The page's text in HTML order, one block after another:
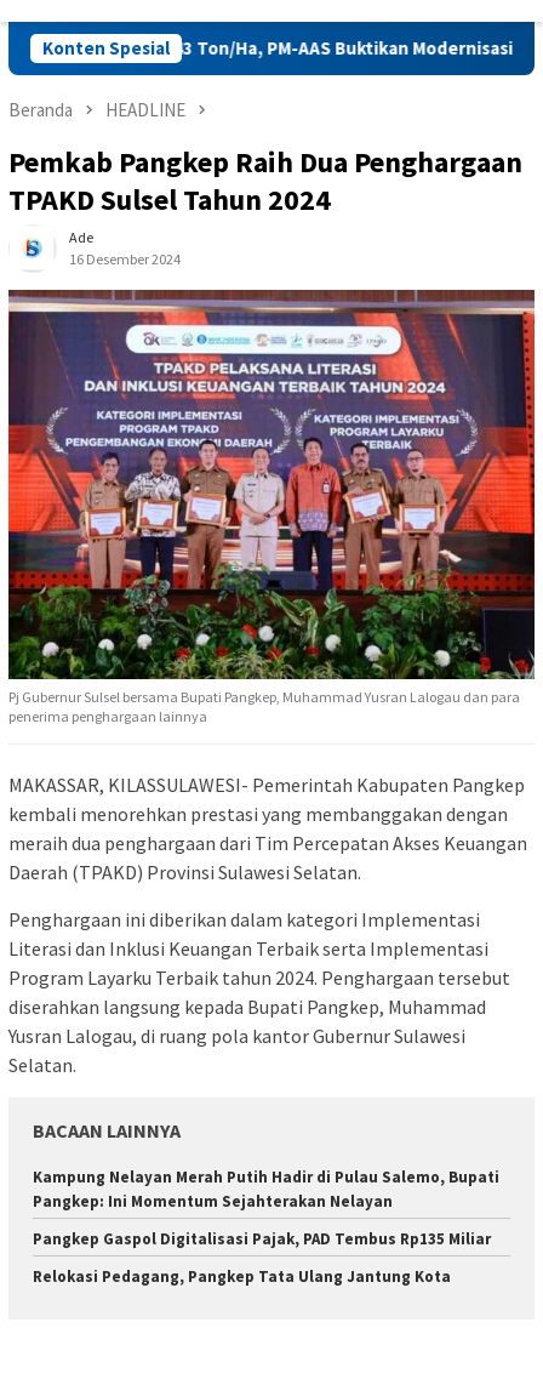
Konten Spesial
10,43 Ton/Ha, PM-AAS Buktikan Modernisasi Pertanian
Beranda HEADLINE
Pemkab Pangkep Raih Dua Penghargaan
TPAKD Sulsel Tahun 2024
Ade
16 Desember 2024
Pj Gubernur Sulsel bersama Bupati Pangkep, Muhammad Yusran Lalogau dan para
penerima penghargaan lainnya
MAKASSAR, KILASSULAWESI- Pemerintah Kabupaten Pangkep
kembali menorehkan prestasi yang membanggakan dengan
meraih dua penghargaan dari Tim Percepatan Akses Keuangan
Daerah (TPAKD) Provinsi Sulawesi Selatan.
Penghargaan ini diberikan dalam kategori Implementasi
Literasi dan Inklusi Keuangan Terbaik serta Implementasi
Program Layarku Terbaik tahun 2024. Penghargaan tersebut
diserahkan langsung kepada Bupati Pangkep, Muhammad
Yusran Lalogau, di ruang pola kantor Gubernur Sulawesi
Selatan.
BACAAN LAINNYA
Kampung Nelayan Merah Putih Hadir di Pulau Salemo, Bupati
Pangkep: Ini Momentum Sejahterakan Nelayan
Pangkep Gaspol Digitalisasi Pajak, PAD Tembus Rp135 Miliar
Relokasi Pedagang, Pangkep Tata Ulang Jantung Kota